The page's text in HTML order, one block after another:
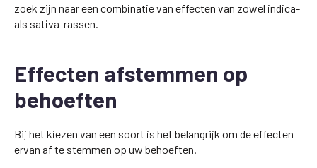
zoek zijn naar een combinatie van effecten van zowel indica-
als sativa-rassen.
Effecten afstemmen op
behoeften
Bij het kiezen van een soort is het belangrijk om de effecten
ervan af te stemmen op uw behoeften.